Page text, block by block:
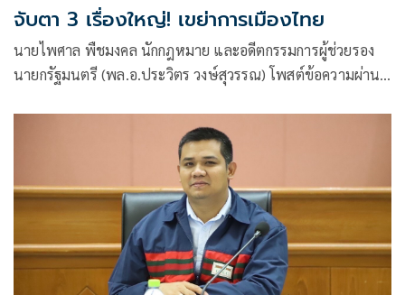
จับตา 3 เรื่องใหญ่! เขย่าการเมืองไทย
นายไพศาล พืชมงคล นักกฎหมาย และอดีตกรรมการผู้ช่วยรอง
นายกรัฐมนตรี (พล.อ.ประวิตร วงษ์สุวรรณ) โพสต์ข้อความผ่าน